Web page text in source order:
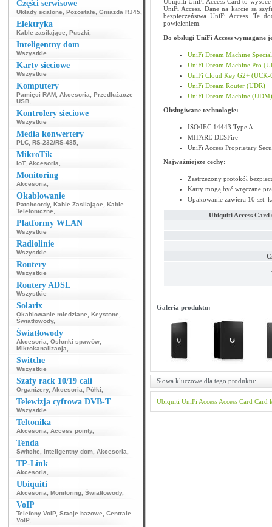
Części serwisowe
Układy scalone Pozostałe Gniazda RJ45
Elektryka
Kable zasilające Puszki
Inteligentny dom
Wszystkie
Karty sieciowe
Wszystkie
Komputery
Pamięci RAM Akcesoria
Przedłużacze
USB
Kontrolery sieciowe
Wszystkie
Media konwertery
PLC RS-232/RS-485
MikroTik
IoT, Akcesoria
Monitoring
Akcesoria
Okablowanie
Patchcordy, Kable Zasilające
Kable
Telefoniczne
Platformy WLAN
Wszystkie
Radiolinie
Wszystkie
Routery
Wszystkie
Routery ADSL
Wszystkie
Solarix
Okablowanie miedziane Keystone
Światłowody,
Światłowody
Akcesoria Osłonki spawów
Mikrokanalizacja
Switche
Wszystkie
Szafy rack 10/19 cali
Organizery, Akcesoria Półki
Telewizja cyfrowa DVB-T
Wszystkie
Teltonika
Akcesoria Access pointy,
Tenda
Switche Inteligentny dom Akcesoria
TP-Link
Akcesoria
Ubiquiti
Akcesoria Monitoring Światłowody,
VoIP
Telefony VoIP, Stacje bazowe
Centrale
VoIP,
UniFi Access. Dane na karcie są
bezpieczeństwa UniFi Access. Te
powieleniem.
Do obsługi UniFi Access wymagane
UniFi Dream Machine
UniFi Dream Machine Pro
UniFi Cloud Key G2+ (UCK-
UniFi Dream Router (UDR)
UniFi Dream Machine (UDM)
Obsługiwane technologie:
ISO/IEC 14443 Type A
MIFARE DESFire
UniFi Access Proprietary
Najważniejsze cechy:
Zastrzeżony protokół
Karty mogą być wręczane
Opakowanie zawiera 10 szt.
Ubiquiti Access
Galeria produktu:
Słowa kluczowe dla tego produktu:
Ubiquiti UniFi Access Access Card Card